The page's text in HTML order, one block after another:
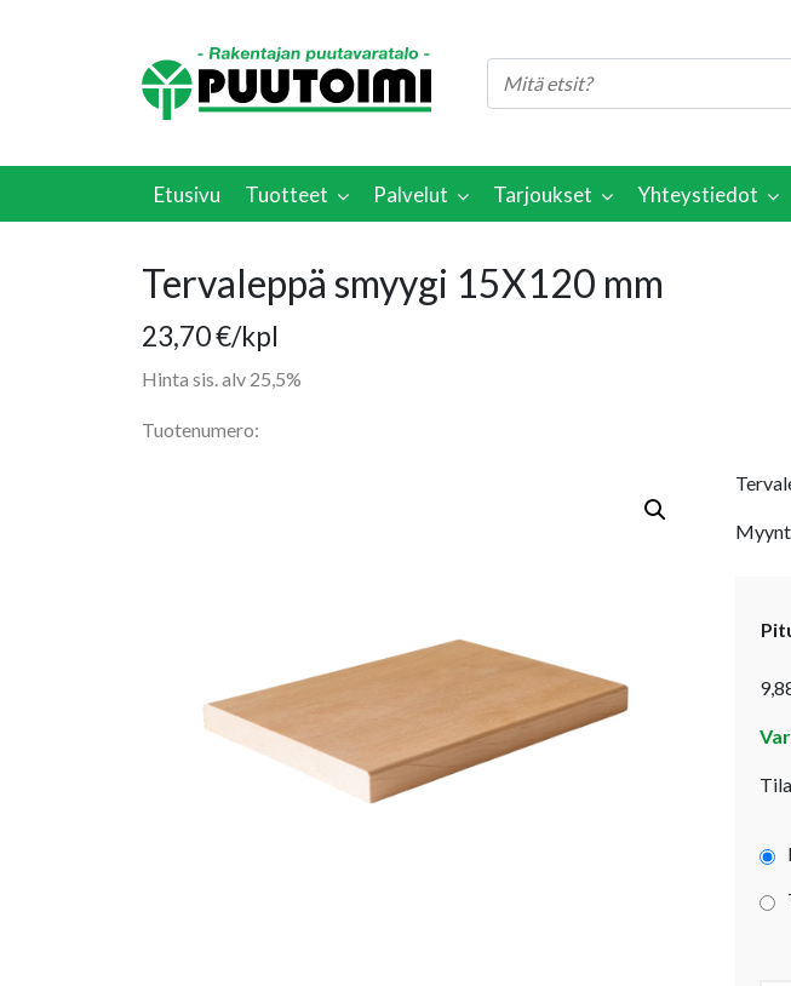
Etusivu Tuotteet Palvelut Tarjoukset Yhteystiedot
Tervaleppä smyygi 15X120 mm
23,70€/kpl
Hinta sis. alv 25,5%
Tuotenumero: